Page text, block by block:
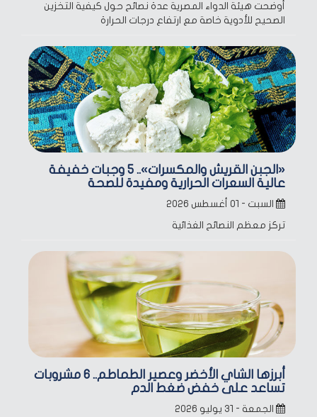
أوضحت هيئة الدواء المصرية عدة نصائح حول كيفية التخزين
الصحيح للأدوية خاصة مع ارتفاع درجات الحرارة
«الجبن القريش والمكسرات».. 5 وجبات خفيفة
عالية السعرات الحرارية ومفيدة للصحة
السبت - ٠١ أغسطس ٢٠٢٦
تركز معظم النصائح الغذائية
أبرزها الشاي الأخضر وعصير الطماطم.. 6 مشروبات
تساعد على خفض ضغط الدم
الجمعة - ٣١ يوليو ٢٠٢٦